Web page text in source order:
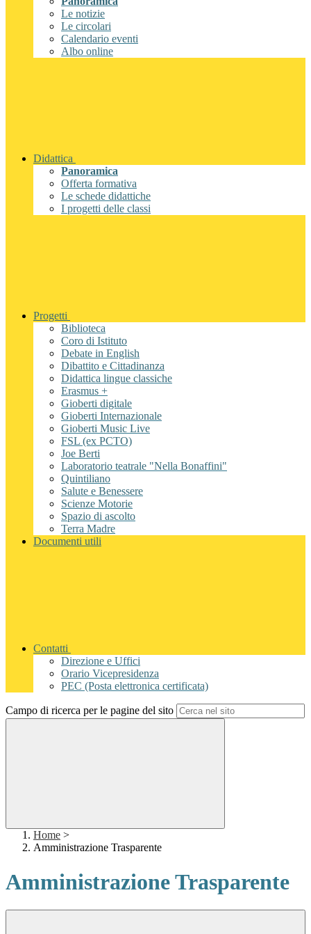
Le notizie
Le circolari
Calendario eventi
Albo online
Didattica
Panoramica
Offerta formativa
Le schede didattiche
I progetti delle classi
Progetti
Biblioteca
Coro di Istituto
Debate in English
Dibattito e Cittadinanza
Didattica lingue classiche
Erasmus +
Gioberti digitale
Gioberti Internazionale
Gioberti Music Live
FSL (ex PCTO)
Joe Berti
Laboratorio teatrale "Nella Bonaffini"
Quintiliano
Salute e Benessere
Scienze Motorie
Spazio di ascolto
Terra Madre
Documenti utili
Contatti
Direzione e Uffici
Orario Vicepresidenza
PEC (Posta elettronica certificata)
Campo di ricerca per le pagine del sito
Home >
Amministrazione Trasparente
Amministrazione Trasparente